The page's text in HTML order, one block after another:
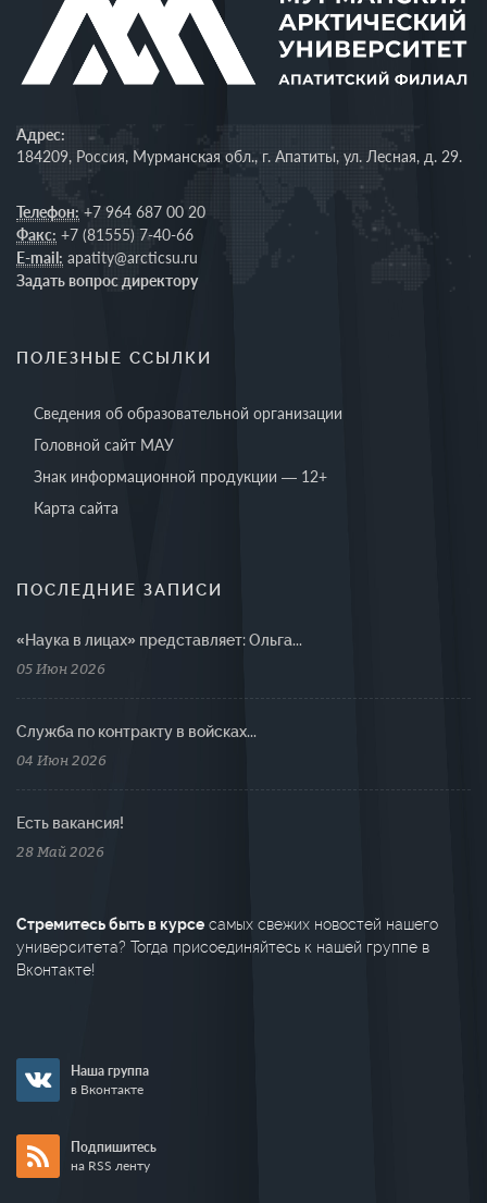
Адрес:
184209, Россия, Мурманская обл., г. Апатиты, ул. Лесная, д. 29.
Телефон: +7 964 687 00 20
Факс: +7 (81555) 7-40-66
E-mail: apatity@arcticsu.ru
Задать вопрос директору
ПОЛЕЗНЫЕ ССЫЛКИ
Сведения об образовательной организации
Головной сайт МАУ
Знак информационной продукции — 12+
Карта сайта
ПОСЛЕДНИЕ ЗАПИСИ
«Наука в лицах» представляет: Ольга...
05 Июн 2026
Cлужба по контракту в войсках...
04 Июн 2026
Есть вакансия!
28 Май 2026
Стремитесь быть в курсе самых свежих новостей нашего
университета? Тогда присоединяйтесь к нашей группе в
Вконтакте!
Наша группа
в Вконтакте
Подпишитесь
на RSS ленту